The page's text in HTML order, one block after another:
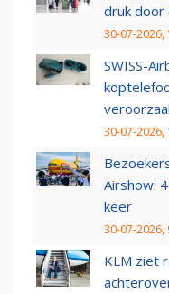
druk door
30-07-2026,
SWISS-
30-07-2026,
Airshow:
keer
30-07-2026,
KLM ziet